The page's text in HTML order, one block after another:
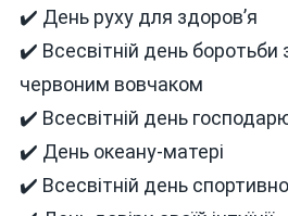
✔️ День руху для здоров’я
✔️ Всесвітній день
червоним вовчаком
✔️ Всесвітній день
✔️ День океану-матері
✔️ Всесвітній день